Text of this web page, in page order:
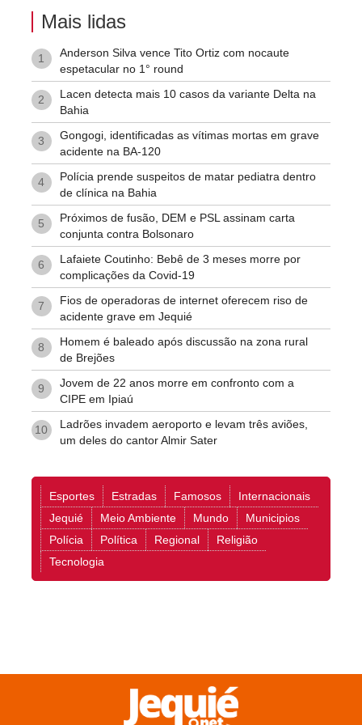
Mais lidas
1
Anderson Silva vence Tito Ortiz com nocaute
espetacular no 1° round
2
Lacen detecta mais 10 casos da variante Delta na
Bahia
3
Gongogi, identificadas as vítimas mortas em grave
acidente na BA-120
4
Polícia prende suspeitos de matar pediatra dentro
de clínica na Bahia
5
Próximos de fusão, DEM e PSL assinam carta
conjunta contra Bolsonaro
6
Lafaiete Coutinho: Bebê de 3 meses morre por
complicações da Covid-19
7
Fios de operadoras de internet oferecem riso de
acidente grave em Jequié
8
Homem é baleado após discussão na zona rural
de Brejões
9
Jovem de 22 anos morre em confronto com a
CIPE em Ipiaú
10
Ladrões invadem aeroporto e levam três aviões,
um deles do cantor Almir Sater
Esportes Estradas Famosos
Internacionais
Jequié
Meio Ambiente Mundo
Municipios
Polícia
Política Regional
Religião
Tecnologia